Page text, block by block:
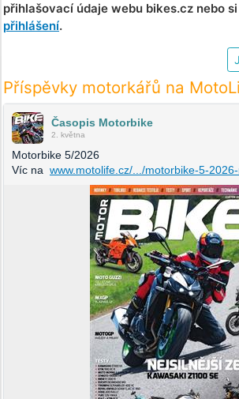
přihlašovací údaje webu bikes.cz nebo
přihlášení.
Příspěvky motorkářů na
Časopis Motorbike
2. května
Motorbike 5/2026
Víc na www.motolife.cz/.../motorbike-5-